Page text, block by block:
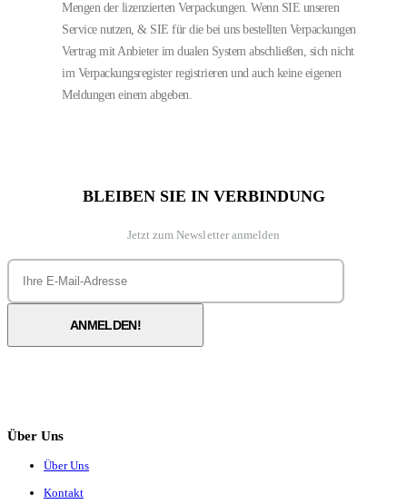
Mengen der lizenzierten Verpackungen. Wenn SIE unseren
Service nutzen, & SIE für die bei uns bestellten Verpackungen
Vertrag mit Anbieter im dualen System abschließen, sich nicht
im Verpackungsregister registrieren und auch keine eigenen
Meldungen einem abgeben.
BLEIBEN SIE IN VERBINDUNG
Jetzt zum Newsletter anmelden
Über Uns
Über Uns
Kontakt